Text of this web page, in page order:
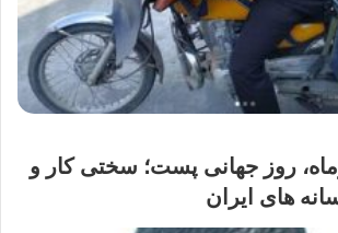
۱۷ مهرماه، روز جهانی پست؛ سختی کار و
های ایران